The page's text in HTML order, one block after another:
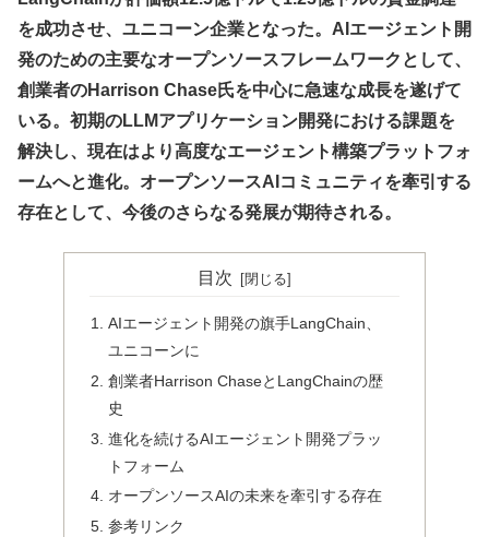
を成功させ、ユニコーン企業となった。AIエージェント開
発のための主要なオープンソースフレームワークとして、
創業者のHarrison Chase氏を中心に急速な成長を遂げて
いる。初期のLLMアプリケーション開発における課題を
解決し、現在はより高度なエージェント構築プラットフォ
ームへと進化。オープンソースAIコミュニティを牽引する
存在として、今後のさらなる発展が期待される。
目次
AIエージェント開発の旗手LangChain、
ユニコーンに
創業者Harrison ChaseとLangChainの歴
史
進化を続けるAIエージェント開発プラッ
トフォーム
オープンソースAIの未来を牽引する存在
参考リンク